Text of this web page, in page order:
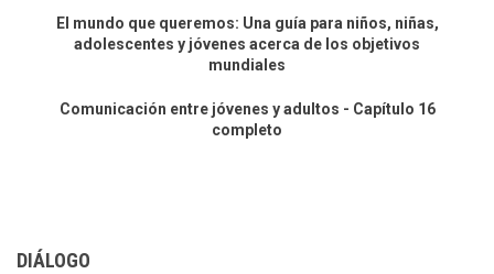
El mundo que queremos: Una guía para niños, niñas,
adolescentes y jóvenes acerca de los objetivos
mundiales
Comunicación entre jóvenes y adultos - Capítulo 16
completo
DIÁLOGO